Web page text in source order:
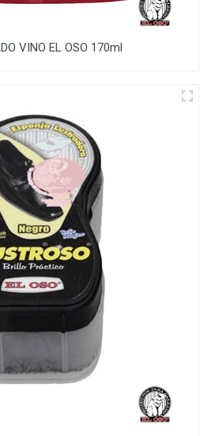
VINO EL OSO 170ml